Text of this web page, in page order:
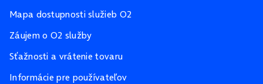
Mapa dostupnosti služieb O2
Záujem o O2 služby
Sťažnosti a vrátenie tovaru
Informácie pre používateľov